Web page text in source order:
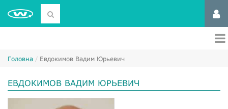
Головна Евдокимов Вадим Юрьевич
ЕВДОКИМОВ ВАДИМ ЮРЬЕВИЧ